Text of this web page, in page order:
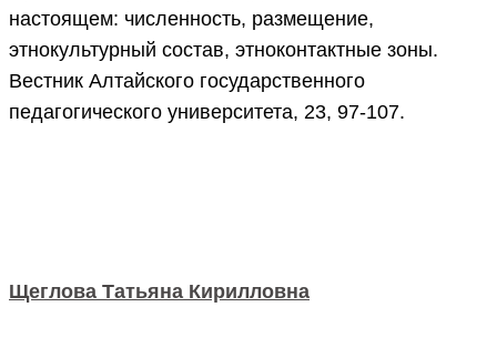
настоящем: численность, размещение,
этнокультурный состав, этноконтактные зоны.
Вестник Алтайского государственного
педагогического университета, 23, 97-107.
Щеглова Татьяна Кирилловна